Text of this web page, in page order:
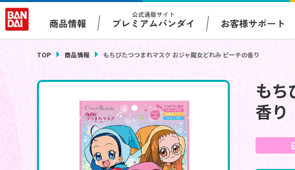
商品情報
公式通販サイト
プレミアムバンダイ お客様サポート
TOP 商品情報 もちぴたつつまれマスク おジャ魔女どれみ ピーチの香り
もち
香り